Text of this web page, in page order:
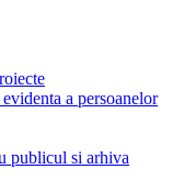
a persoanelor
publicul si arhiva